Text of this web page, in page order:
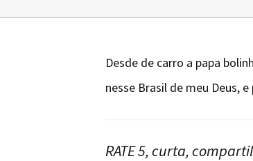
Desde de carro a papa
nesse Brasil de meu Deus,
RATE 5, curta,